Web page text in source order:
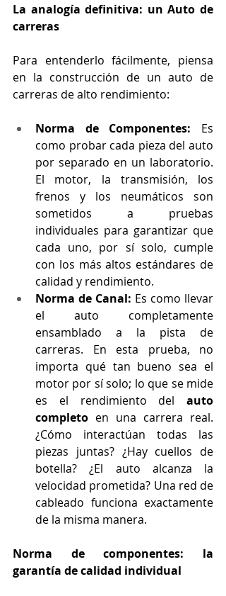
La analogía definitiva: un Auto de
carreras
Para entenderlo fácilmente, piensa
en la construcción de un auto de
carreras de alto rendimiento:
Norma de Componentes: Es
como probar cada pieza del auto
por separado en un laboratorio.
El motor, la transmisión, los
frenos y los neumáticos son
sometidos a pruebas
individuales para garantizar que
cada uno, por sí solo, cumple
con los más altos estándares de
calidad y rendimiento.
Norma de Canal: Es como llevar
el auto completamente
ensamblado a la pista de
carreras. En esta prueba, no
importa qué tan bueno sea el
motor por sí solo; lo que se mide
es el rendimiento del auto
completo en una carrera real.
¿Cómo interactúan todas las
piezas juntas? ¿Hay cuellos de
botella? ¿El auto alcanza la
velocidad prometida? Una red de
cableado funciona exactamente
de la misma manera.
Norma de componentes: la
garantía de calidad individual